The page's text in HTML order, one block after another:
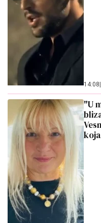
14:08
"U